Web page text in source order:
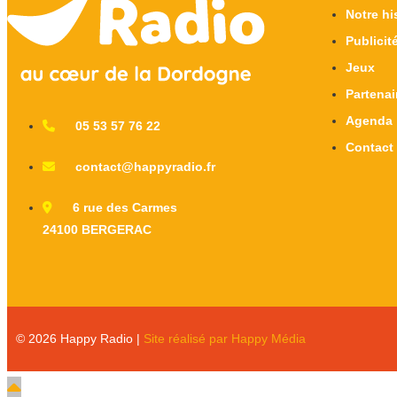
05 53 57 76 22
contact@happyradio.fr
6 rue des Carmes
24100 BERGERAC
Notre
Jeux
Agenda
Contact
© 2026 Happy Radio | Site réalisé par Happy Média